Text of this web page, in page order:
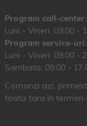
Program call-center:
Luni - Vineri: 09:00 -
Program service-uri:
Luni - Vineri: 09.00 -
Sambata: 09:00 -
Comanzi azi,
toata tara in termen